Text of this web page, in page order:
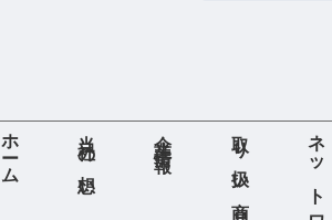
ホーム 当社の想い 企業情報 取り扱い商品